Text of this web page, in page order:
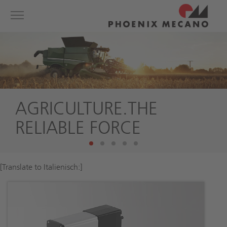
Don't show this message again
Toggle
AGRICULTURE.THE
RELIABLE FORCE
[Translate to Italienisch:]